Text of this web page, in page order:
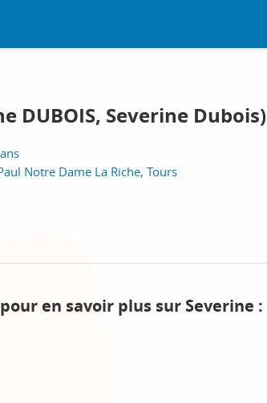
DUBOIS, Severine Dubois)
Notre Dame La Riche, Tours
en savoir plus sur Severine :